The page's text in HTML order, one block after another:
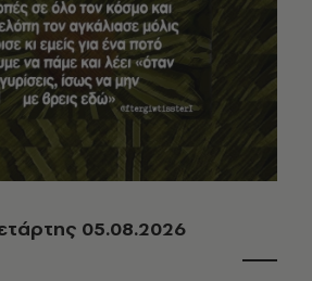
05.08.2026